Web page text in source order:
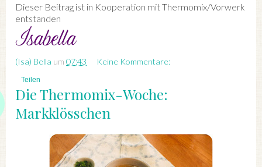
Dieser Beitrag ist in Kooperation mit Thermomix/Vorwerk
entstanden
(Isa) Bella um 07:43 Keine Kommentare:
Teilen
Die Thermomix-Woche:
Markklösschen